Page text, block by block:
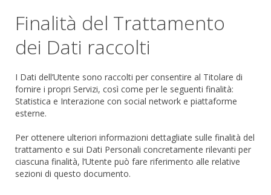
Finalità del Trattamento
dei Dati raccolti
I Dati dell’Utente sono raccolti per consentire al Titolare di
fornire i propri Servizi, così come per le seguenti finalità:
Statistica e Interazione con social network e piattaforme
esterne.
Per ottenere ulteriori informazioni dettagliate sulle finalità del
trattamento e sui Dati Personali concretamente rilevanti per
ciascuna finalità, l’Utente può fare riferimento alle relative
sezioni di questo documento.